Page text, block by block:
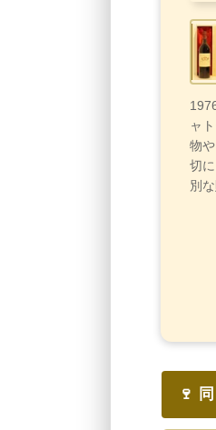
ャ
物
切
別
🍷